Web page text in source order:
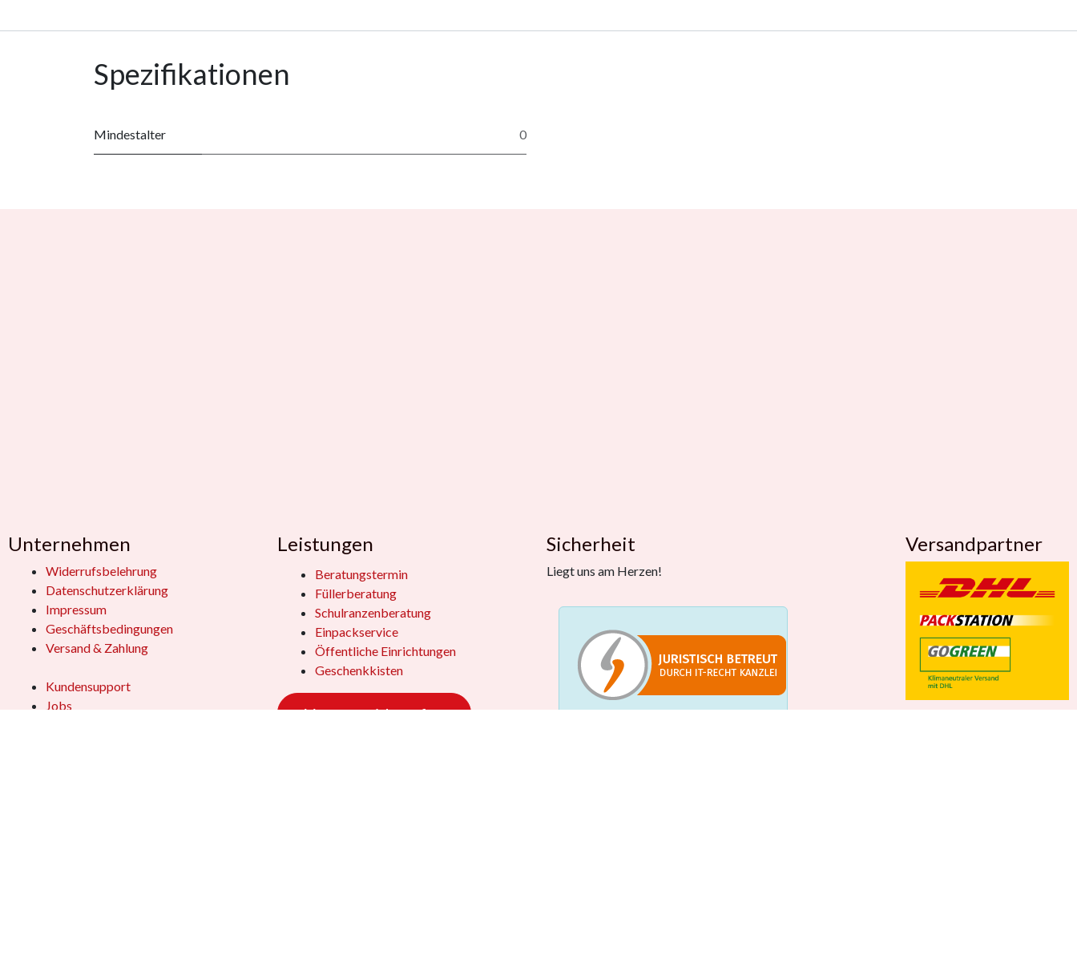
Spezifikationen
Mindestalter 0
Unternehmen
Widerrufsbelehrung
Datenschutzerklärung
Impressum
Geschäftsbedingungen
Versand & Zahlung
Kundensupport
Jobs
Versandpartner
Sicherheit
Liegt uns am Herzen!
Leistungen
Beratungstermin
Füllerberatung
Schulranzenberatung
Einpackservice
Öffentliche Einrichtungen
Geschenkkisten
Vertrag widerrufen